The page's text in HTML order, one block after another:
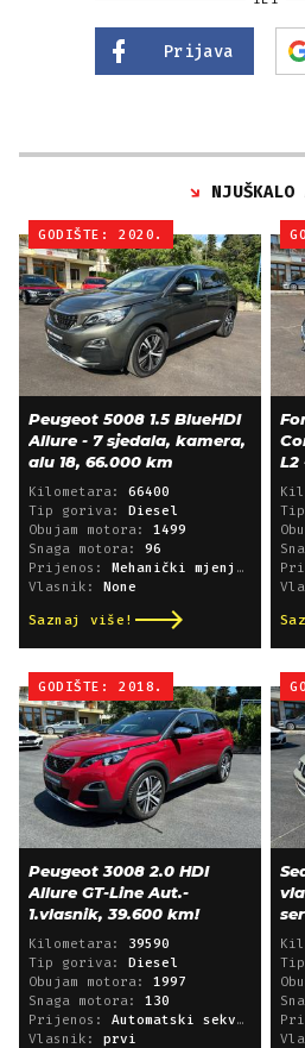
Prijava
GODIŠTE: 2020.
Peugeot 5008 1.5 BlueHDI
Allure - 7 sjedala, kamera,
alu 18, 66.000 km
Kilometara: 66400
Tip goriva: Diesel
Obujam motora: 1499
Snaga motora: 96
Prijenos: Mehanički mjenjač
Vlasnik: None
Saznaj više!
L2
GODIŠTE: 2018.
Peugeot 3008 2.0 HDI
Allure GT-Line Aut.-
1.vlasnik, 39.600 km!
Kilometara: 39590
Tip goriva: Diesel
Obujam motora: 1997
Snaga motora: 130
Prijenos: Automatski sekvencijski
Vlasnik: prvi